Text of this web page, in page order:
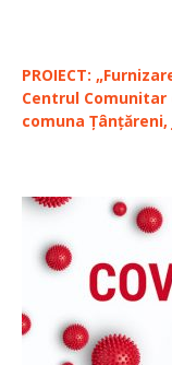
PROIECT:
Centrul Comunitar
comuna Țânțăreni,